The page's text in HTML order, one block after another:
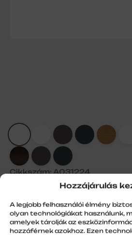
Hozzájárulás
A legjobb felhasználói élmény
olyan technológiákat használunk,
amelyek tárolják az
hozzáférnek azokhoz. Ezen
Cikkszám: A031224
Redőnykapu-tok, két
fokos 360mm, fehér